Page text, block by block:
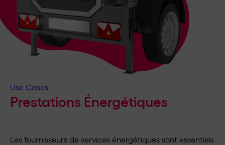
Use Cases
Prestations Énergétiques
Les fournisseurs de services énergétiques sont essentiels